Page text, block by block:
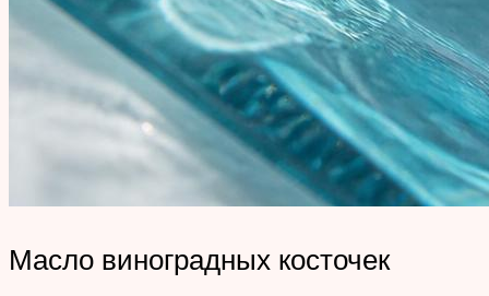
Масло виноградных косточек